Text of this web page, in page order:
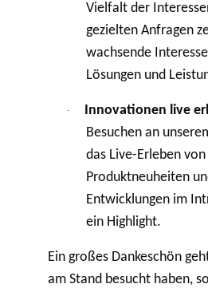
Vielfalt der
gezielten Anfragen
wachsende
Lösungen und
· Innovationen live
Besuchen an
das Live-Erleben von
Produktneuheiten
Entwicklungen im
ein Highlight.
Ein großes Dankeschön
am Stand besucht haben,